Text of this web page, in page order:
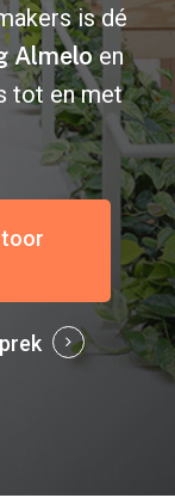
is dé
Almeloen
tot en met